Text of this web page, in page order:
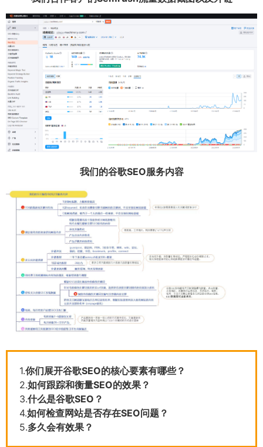
我们的谷歌SEO服务内容
1.你们展开谷歌SEO的核心要素有哪些？
2.如何跟踪和衡量SEO的效果？
3.什么是谷歌SEO？
4.如何检查网站是否存在SEO问题？
5.多久会有效果？